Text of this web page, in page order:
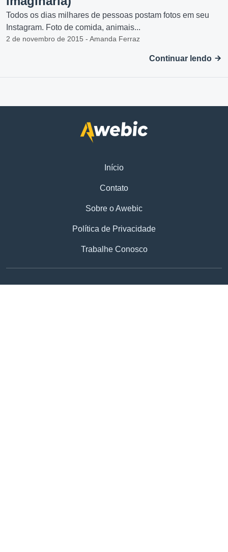
Todos os dias milhares de pessoas postam fotos em seu
Instagram. Foto de comida, animais...
2 de novembro de 2015 - Amanda Ferraz
Continuar lendo
Início
Contato
Sobre o Awebic
Política de Privacidade
Trabalhe Conosco